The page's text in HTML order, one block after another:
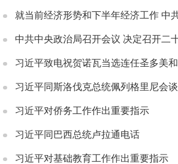
习近平同斯洛伐克总统佩列格里尼会谈
习近平对侨务工作作出重要指示
习近平同巴西总统卢拉通电话
习近平对基础教育工作作出重要指示